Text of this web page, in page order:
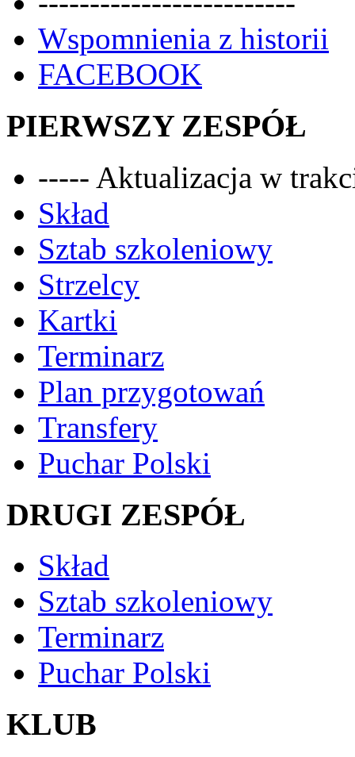
Wspomnienia z historii
FACEBOOK
PIERWSZY ZESPÓŁ
----- Aktualizacja w
Skład
Sztab szkoleniowy
Strzelcy
Kartki
Terminarz
Plan przygotowań
Transfery
Puchar Polski
DRUGI ZESPÓŁ
Skład
Sztab szkoleniowy
Terminarz
Puchar Polski
KLUB